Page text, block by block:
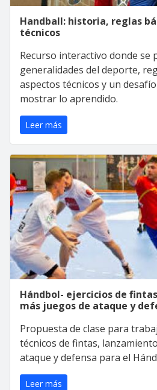
Handball: historia, reglas
técnicos
Recurso interactivo donde se
generalidades del deporte,
aspectos técnicos y un
mostrar lo aprendido.
Leer más
Hándbol- ejercicios de
más juegos de ataque y
Propuesta de clase para
técnicos de fintas,
ataque y defensa para el
Leer más